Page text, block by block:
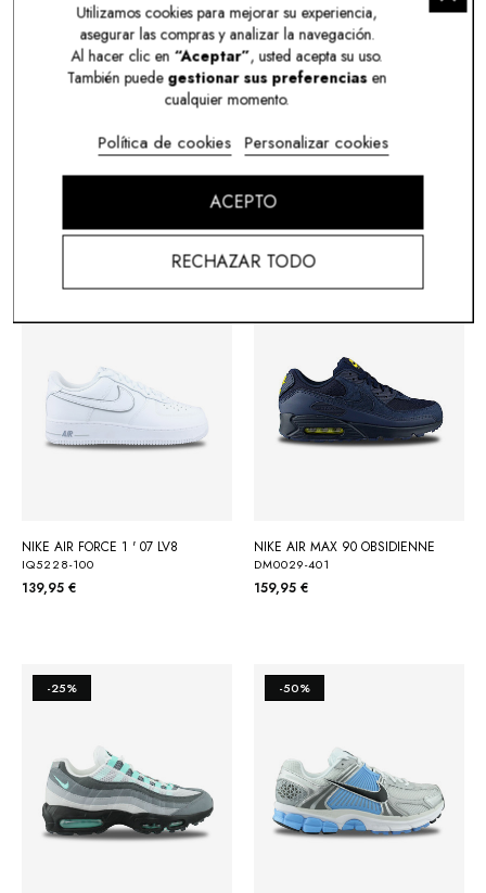
¡SÉ EL PRIMERO EN ESCRIBIR UN COMENTARIO!
TAMBIÉN TE PUEDE GUSTAR
NIKE AIR FORCE 1 ' 07 LV8
IQ5228-100
139,95 €
NIKE AIR MAX 90 OBSIDIENNE
DM0029-401
159,95 €
-25% -50%
Utilizamos cookies para mejorar su experiencia,
asegurar las compras y analizar la navegación.
Al hacer clic en “Aceptar”, usted acepta su uso.
También puede gestionar sus preferenciasen
cualquier momento.
Política de cookies Personalizar cookies
RECHAZAR TODO
ACEPTO